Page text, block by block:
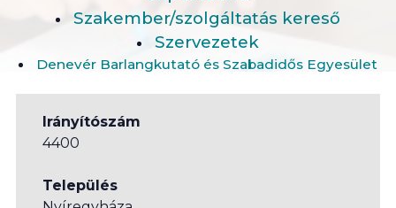
Szakember/szolgáltatás kereső
Szervezetek
Denevér Barlangkutató és Szabadidős Egyesület
Irányítószám
4400
Település